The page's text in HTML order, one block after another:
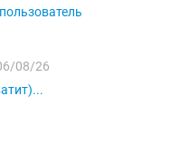
08/26